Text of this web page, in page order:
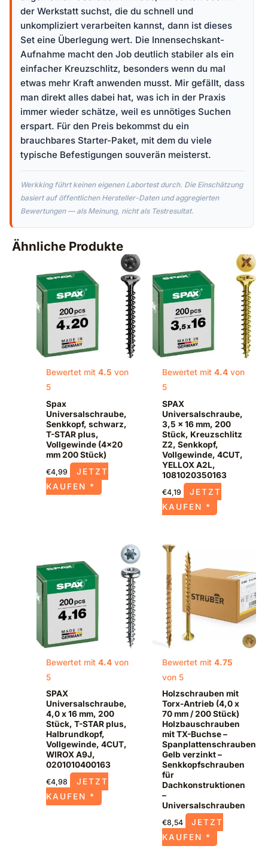
der Werkstatt suchst, die du schnell und
unkompliziert verarbeiten kannst, dann ist dieses
Set eine Überlegung wert. Die Innensechskant-
Aufnahme macht den Job deutlich stabiler als ein
einfacher Kreuzschlitz, besonders wenn du mal
etwas mehr Kraft anwenden musst. Mir gefällt, dass
man direkt alles dabei hat, was ich in der Praxis
immer wieder schätze, weil es unnötiges Suchen
erspart. Für den Preis bekommst du ein
brauchbares Starter-Paket, mit dem du viele
typische Befestigungen souverän meisterst.
Werkking führt keinen eigenen Labortest durch. Die Einschätzung
basiert auf öffentlichen Hersteller-Daten und aggregierten
Bewertungen — als Meinung, nicht als Testresultat.
Ähnliche Produkte
Bewertet mit4.5 von
5
Spax
Universalschraube,
Senkkopf, schwarz,
T-STAR plus,
Vollgewinde (4×20
mm 200 Stück)
€4,99
JETZT
KAUFEN *
Bewertet mit 4.4von
5
SPAX
Universalschraube,
3,5 x 16 mm, 200
Stück, Kreuzschlitz
Z2, Senkkopf,
Vollgewinde, 4CUT,
YELLOX A2L,
1081020350163
€4,19
JETZT
KAUFEN *
Bewertet mit4.4 von
5
SPAX
Universalschraube,
4,0 x 16 mm, 200
Stück, T-STAR plus,
Halbrundkopf,
Vollgewinde, 4CUT,
WIROX A9J,
0201010400163
€4,98
JETZT
KAUFEN *
Bewertet mit 4.75
von 5
Holzschrauben mit
Torx-Antrieb (4,0 x
70 mm / 200 Stück)
Holzbauschrauben
mit TX-Buchse –
Spanplattenschrauben
Gelb verzinkt –
Senkkopfschrauben
für
Dachkonstruktionen
–
Universalschrauben
€8,54
JETZT
KAUFEN *